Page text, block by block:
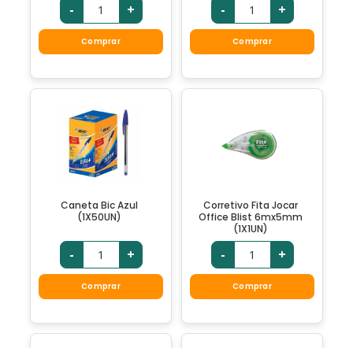
- +
Comprar
- +
Comprar
Caneta Bic Azul
(1X50UN)
- +
Comprar
Corretivo Fita Jocar
Office Blist 6mx5mm
(1X1UN)
- +
Comprar